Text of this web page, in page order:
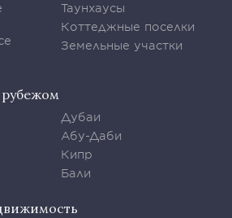
Таунхаусы
Коттеджные поселки
Земельные участки
Дубаи
Абу-Даби
Кипр
Бали